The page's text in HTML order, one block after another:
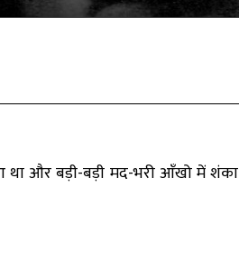
था और बड़ी-बड़ी मद-भरी आँखो में शंका